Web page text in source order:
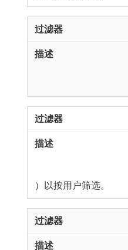
）以按用户筛选。